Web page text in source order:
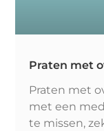
Praten met
Praten met
met een
te missen,